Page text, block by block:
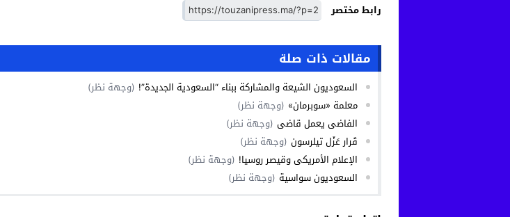
رابط مختصر
مقالات ذات صلة
السعوديون الشيعة والمشاركة ببناء “السعودية الجديدة”! (وجهة نظر)
معلمة «سوبرمان» (وجهة نظر)
الفاضي يعمل قاضي (وجهة نظر)
قَرار عَزْل تيلرسون (وجهة نظر)
الإعلام الأمريكي وقيصر روسيا! (وجهة نظر)
السعوديون سواسية (وجهة نظر)